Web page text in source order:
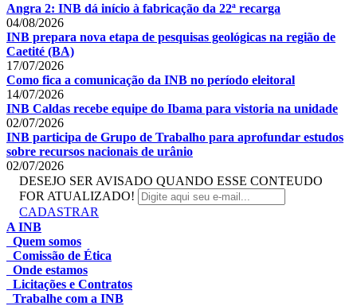
Angra 2: INB dá início à fabricação da 22ª recarga
04/08/2026
INB prepara nova etapa de pesquisas geológicas na região de
Caetité (BA)
17/07/2026
Como fica a comunicação da INB no período eleitoral
14/07/2026
INB Caldas recebe equipe do Ibama para vistoria na unidade
02/07/2026
INB participa de Grupo de Trabalho para aprofundar estudos
sobre recursos nacionais de urânio
02/07/2026
DESEJO SER AVISADO QUANDO ESSE CONTEUDO
FOR ATUALIZADO!
CADASTRAR
A INB
Quem somos
Comissão de Ética
Onde estamos
Licitações e Contratos
Trabalhe com a INB